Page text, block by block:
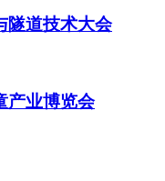
隧道技术大会
产业博览会